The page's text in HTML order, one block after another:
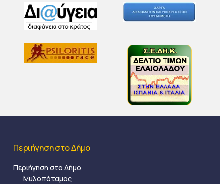
Περιήγηση στο Δήμο
Περιήγηση στο Δήμο
Μυλοπόταμος